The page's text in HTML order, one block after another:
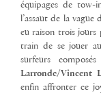
équipages de tow-
l’assaut de la vague
eu raison trois
train de se jouer
surfeurs
Larronde/Vincent
enfin affronter ce